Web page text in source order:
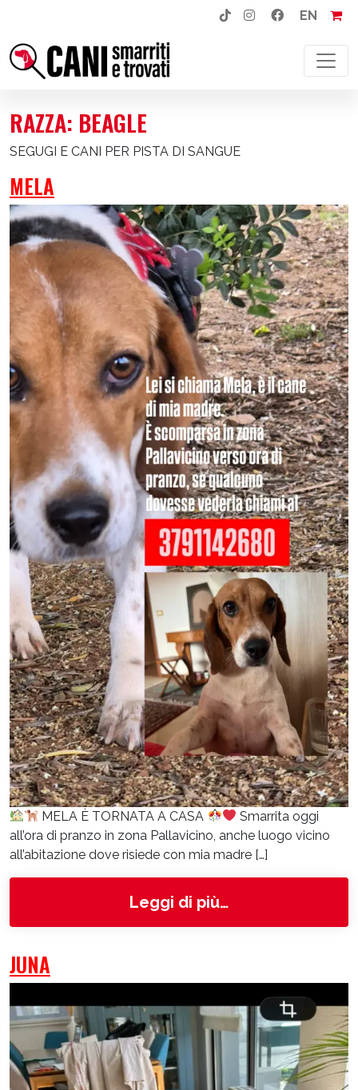
EN
NAVIGAZIONE PRINCIPALE
RAZZA: BEAGLE
SEGUGI E CANI PER PISTA DI SANGUE
MELA
MELA È TORNATA A CASA
Smarrita oggi
all’ora di pranzo in zona Pallavicino, anche luogo vicino
all’abitazione dove risiede con mia madre […]
Leggi di più…from Mela
JUNA